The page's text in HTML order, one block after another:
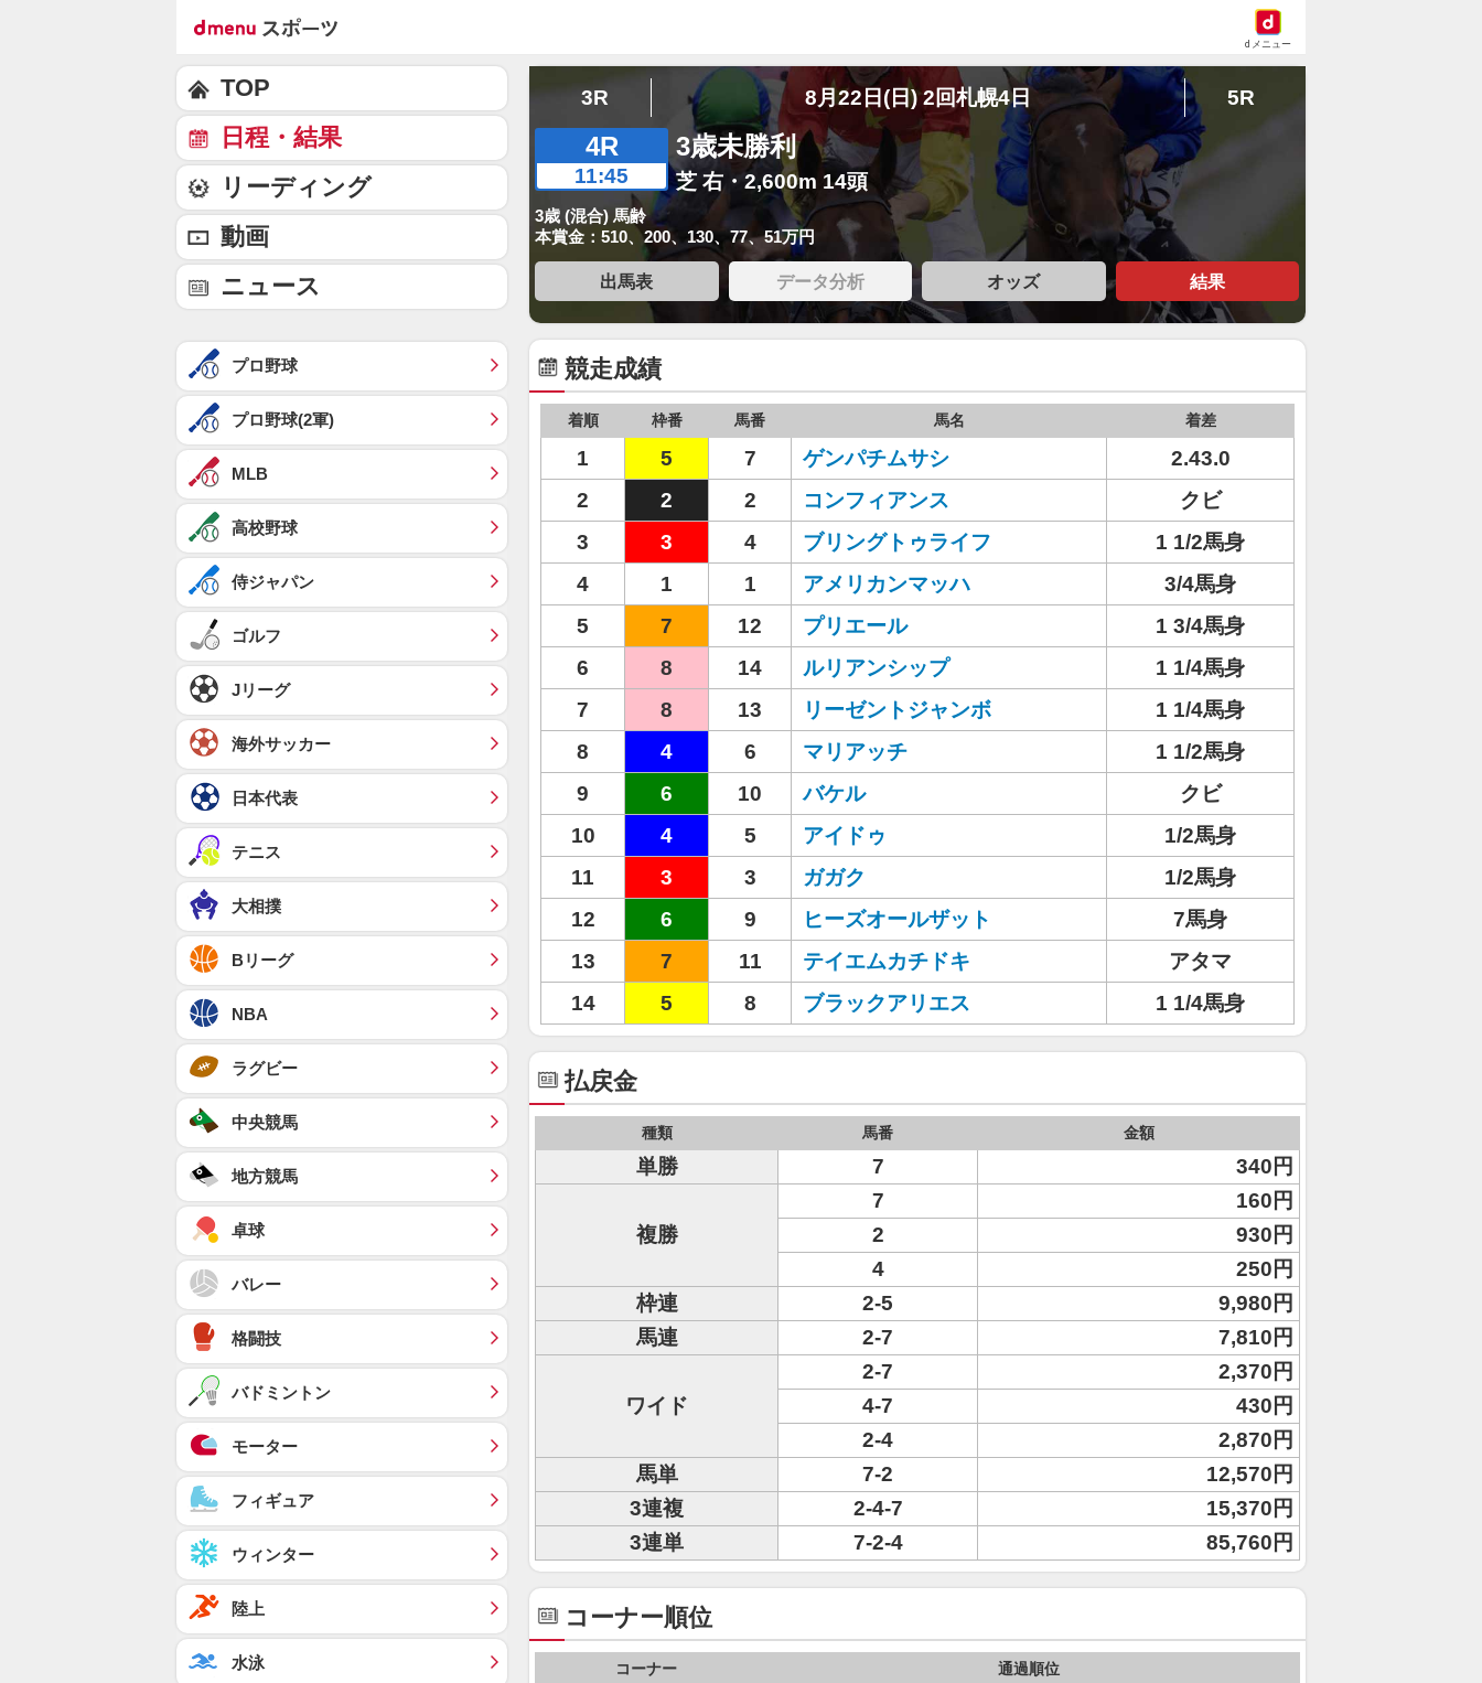
dメニュー
3R 8月22日(日) 2回札幌4日 5R
4R
11:45
3歳未勝利
芝 右・2,600m 14頭
3歳 (混合) 馬齢
本賞金：510、200、130、77、51万円
出馬表 データ分析 オッズ 結果
競走成績
着順 枠番 馬番 馬名 着差
1 5 7 ゲンパチムサシ
2.43.0
2
2 2 コンフィアンス
クビ
3
3 4 ブリングトゥライフ
1 1/2馬身
4
1 1 アメリカンマッハ
3/4馬身
5
7 12 プリエール
1 3/4馬身
6
8 14 ルリアンシップ
1 1/4馬身
7
8 13 リーゼントジャンボ
1 1/4馬身
8
4 6 マリアッチ
1 1/2馬身
9
6 10 バケル
クビ
10
4 5 アイドゥ
1/2馬身
11
3 3 ガガク
1/2馬身
12
6 9 ヒーズオールザット
7馬身
13
7 11 テイエムカチドキ
アタマ
14
5 8 ブラックアリエス 1 1/4馬身
払戻金
種類 馬番 金額
単勝 7 340円
複勝
7
160円
2
930円
4
250円
枠連
2-5
9,980円
馬連
2-7 7,810円
ワイド
2-7
2,370円
4-7
430円
2-4
2,870円
馬単
7-2
12,570円
3連複
2-4-7
15,370円
3連単
7-2-4 85,760円
コーナー順位
コーナー 通過順位
TOP
日程・結果
リーディング
動画
ニュース
プロ野球
プロ野球(2軍)
MLB
高校野球
侍ジャパン
ゴルフ
Jリーグ
海外サッカー
日本代表
テニス
大相撲
Bリーグ
NBA
ラグビー
中央競馬
地方競馬
卓球
バレー
格闘技
バドミントン
モーター
フィギュア
ウィンター
陸上
水泳